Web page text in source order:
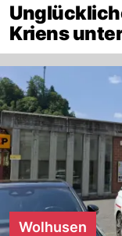
Kriens
Wolhusen